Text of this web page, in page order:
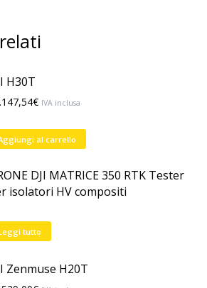
del
prodotto
H30T
€ IVA inclusa
al carrello
DJI MATRICE 350 RTK Tester
isolatori HV compositi
tutto
Zenmuse H20T